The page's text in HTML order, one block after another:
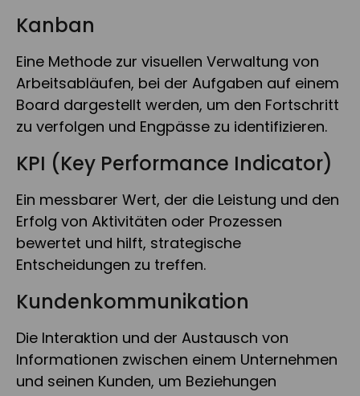
Kanban
Eine Methode zur visuellen Verwaltung von
Arbeitsabläufen, bei der Aufgaben auf einem
Board dargestellt werden, um den Fortschritt
zu verfolgen und Engpässe zu identifizieren.
KPI (Key Performance Indicator)
Ein messbarer Wert, der die Leistung und den
Erfolg von Aktivitäten oder Prozessen
bewertet und hilft, strategische
Entscheidungen zu treffen.
Kundenkommunikation
Die Interaktion und der Austausch von
Informationen zwischen einem Unternehmen
und seinen Kunden, um Beziehungen